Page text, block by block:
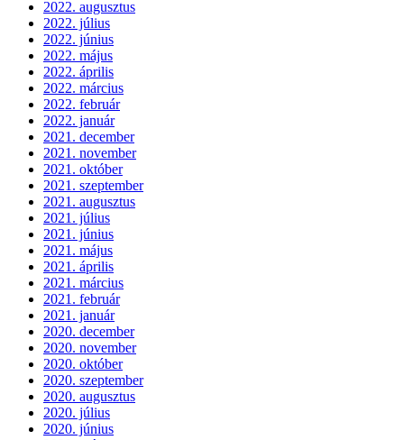
2022. augusztus
2022. július
2022. június
2022. május
2022. április
2022. március
2022. február
2022. január
2021. december
2021. november
2021. október
2021. szeptember
2021. augusztus
2021. július
2021. június
2021. május
2021. április
2021. március
2021. február
2021. január
2020. december
2020. november
2020. október
2020. szeptember
2020. augusztus
2020. július
2020. június